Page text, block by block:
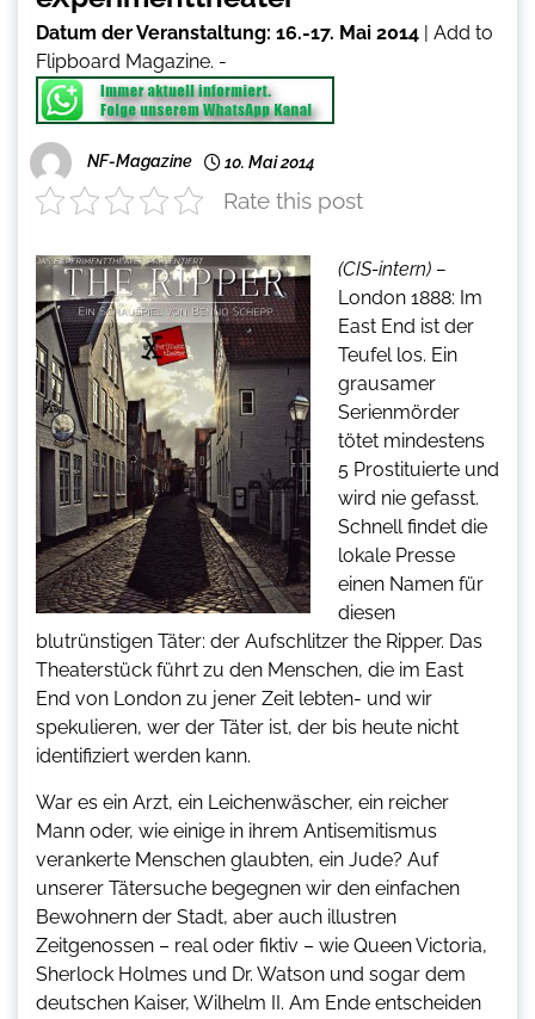
Datum der Veranstaltung: 16.-17. Mai 2014
Add to
Flipboard Magazine. -
NF-Magazine 10. Mai 2014
Rate this post
(CIS-intern) –
London 1888: Im
East End ist der
Teufel los. Ein
grausamer
Serienmörder
tötet mindestens
5 Prostituierte und
wird nie gefasst.
Schnell findet die
lokale Presse
einen Namen für
diesen
blutrünstigen Täter: der Aufschlitzer the Ripper. Das
Theaterstück führt zu den Menschen, die im East
End von London zu jener Zeit lebten- und wir
spekulieren, wer der Täter ist, der bis heute nicht
identifiziert werden kann.
War es ein Arzt, ein Leichenwäscher, ein reicher
Mann oder, wie einige in ihrem Antisemitismus
verankerte Menschen glaubten, ein Jude? Auf
unserer Tätersuche begegnen wir den einfachen
Bewohnern der Stadt, aber auch illustren
Zeitgenossen – real oder fiktiv – wie Queen Victoria,
Sherlock Holmes und Dr. Watson und sogar dem
deutschen Kaiser, Wilhelm II. Am Ende entscheiden